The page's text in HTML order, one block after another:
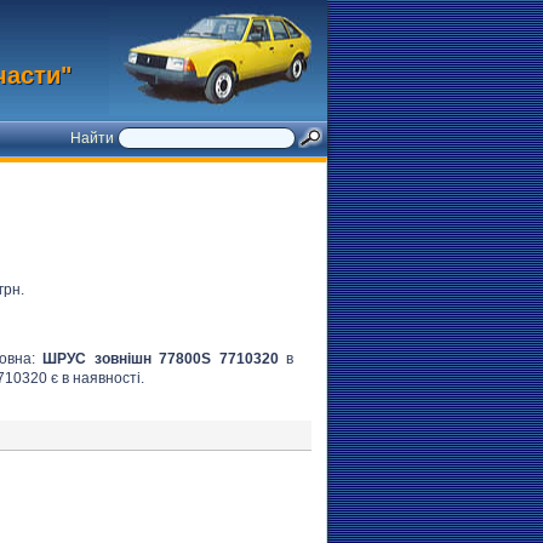
Найти
грн.
ШРУС зовнішн 77800S 7710320в
є в наявності.